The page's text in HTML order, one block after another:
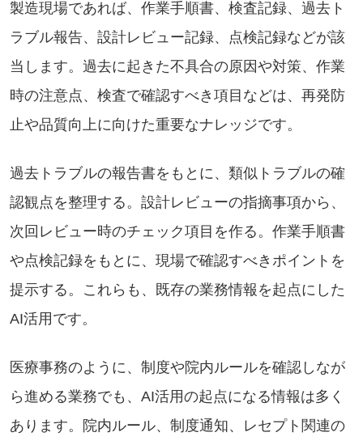
製造現場であれば、作業手順書、検査記録、過去ト
ラブル報告、設計レビュー記録、点検記録などが該
当します。過去に起きた不具合の原因や対策、作業
時の注意点、検査で確認すべき項目などは、再発防
止や品質向上に向けた重要なナレッジです。
過去トラブルの報告書をもとに、類似トラブルの確
認観点を整理する。設計レビューの指摘事項から、
次回レビュー時のチェック項目を作る。作業手順書
や点検記録をもとに、現場で確認すべきポイントを
提示する。これらも、既存の業務情報を起点にした
AI活用です。
医療事務のように、制度や院内ルールを確認しなが
ら進める業務でも、AI活用の起点になる情報は多く
あります。院内ルール、制度通知、レセプト関連の